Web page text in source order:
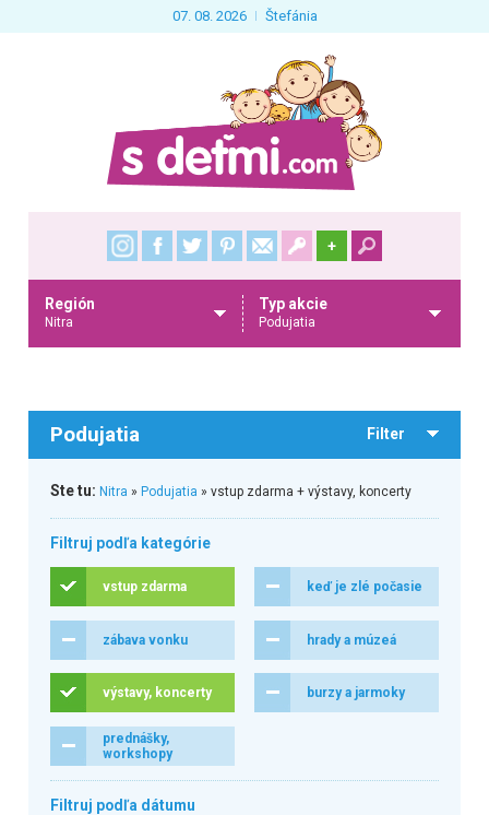
07. 08. 2026 Štefánia
+
Región
Nitra
Typ akcie
Podujatia
Podujatia Filter
Ste tu: Nitra » Podujatia » vstup zdarma + výstavy, koncerty
Filtruj podľa kategórie
vstup zdarma keď je zlé počasie
zábava vonku hrady a múzeá
výstavy, koncerty burzy a jarmoky
prednášky,
workshopy
Filtruj podľa dátumu